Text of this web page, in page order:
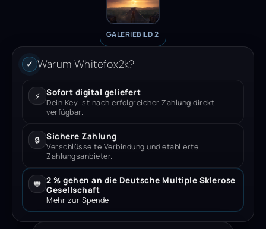
GALERIEBILD 2
✓ Warum Whitefox2k?
⚡ Sofort digital geliefert
Dein Key ist nach erfolgreicher Zahlung direkt
verfügbar.
🔒 Sichere Zahlung
Verschlüsselte Verbindung und etablierte
Zahlungsanbieter.
💙 2 % gehen an die Deutsche Multiple Sklerose
Gesellschaft
Mehr zur Spende